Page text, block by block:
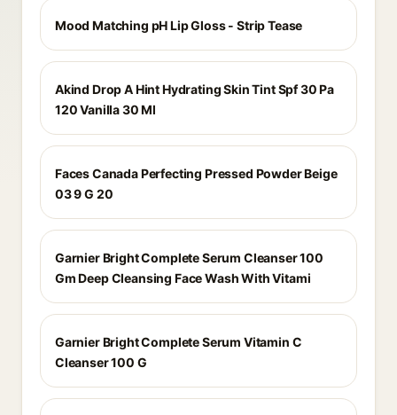
Mood Matching pH Lip Gloss - Strip Tease
Akind Drop A Hint Hydrating Skin Tint Spf 30 Pa
120 Vanilla 30 Ml
Faces Canada Perfecting Pressed Powder Beige
03 9 G 20
Garnier Bright Complete Serum Cleanser 100
Gm Deep Cleansing Face Wash With Vitami
Garnier Bright Complete Serum Vitamin C
Cleanser 100 G